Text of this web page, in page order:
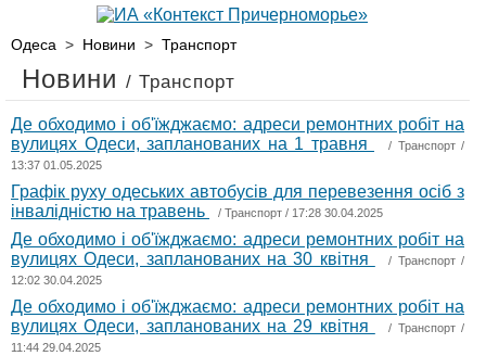
Одеса > Новини > Транспорт
Новини / Транспорт
Де обходимо і об'їжджаємо: адреси ремонтних робіт на
вулицях Одеси, запланованих на 1 травня
/ Транспорт/
13:37 01.05.2025
Графік руху одеських автобусів для перевезення осіб з
інвалідністю на травень
/ Транспорт / 17:28 30.04.2025
Де обходимо і об'їжджаємо: адреси ремонтних робіт на
вулицях Одеси, запланованих на 30 квітня
/ Транспорт/
12:02 30.04.2025
Де обходимо і об'їжджаємо: адреси ремонтних робіт на
вулицях Одеси, запланованих на 29 квітня
/ Транспорт/
11:44 29.04.2025